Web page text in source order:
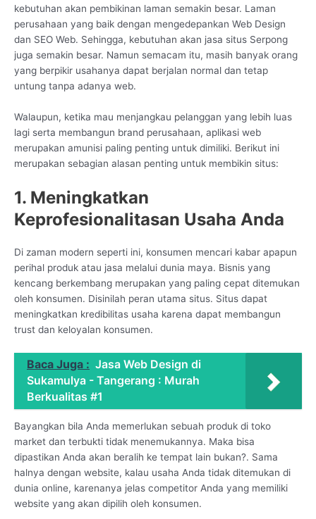
kebutuhan akan pembikinan laman semakin besar. Laman
perusahaan yang baik dengan mengedepankan Web Design
dan SEO Web. Sehingga, kebutuhan akan jasa situs Serpong
juga semakin besar. Namun semacam itu, masih banyak orang
yang berpikir usahanya dapat berjalan normal dan tetap
untung tanpa adanya web.
Walaupun, ketika mau menjangkau pelanggan yang lebih luas
lagi serta membangun brand perusahaan, aplikasi web
merupakan amunisi paling penting untuk dimiliki. Berikut ini
merupakan sebagian alasan penting untuk membikin situs:
1. Meningkatkan
Keprofesionalitasan Usaha Anda
Di zaman modern seperti ini, konsumen mencari kabar apapun
perihal produk atau jasa melalui dunia maya. Bisnis yang
kencang berkembang merupakan yang paling cepat ditemukan
oleh konsumen. Disinilah peran utama situs. Situs dapat
meningkatkan kredibilitas usaha karena dapat membangun
trust dan keloyalan konsumen.
Baca Juga : Jasa Web Design di
Sukamulya - Tangerang : Murah
Berkualitas #1
Bayangkan bila Anda memerlukan sebuah produk di toko
market dan terbukti tidak menemukannya. Maka bisa
dipastikan Anda akan beralih ke tempat lain bukan?. Sama
halnya dengan website, kalau usaha Anda tidak ditemukan di
dunia online, karenanya jelas competitor Anda yang memiliki
website yang akan dipilih oleh konsumen.